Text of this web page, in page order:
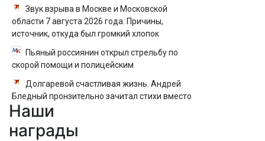
Звук взрыва в Москве и Московской
области 7 августа 2026 года: Причины,
источник, откуда был громкий хлопок
Пьяный россиянин открыл стрельбу по
скорой помощи и полицейским
Долгаревой счастливая жизнь. Андрей
Бледный пронзительно зачитал стихи вместо
рэпа: «У меня на душе сто и один шов — это
Наши
награды